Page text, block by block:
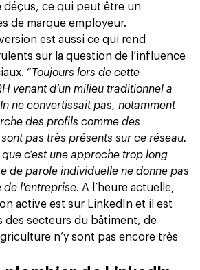
déçus, ce qui peut être un
de marque employeur.
est aussi ce qui rend
sur la question de l’influence
“Toujours lors de cette
venant d’un milieu traditionnel a
ne convertissait pas, notamment
des profils comme des
pas très présents sur ce réseau.
c’est une approche trop long
de parole individuelle ne donne pas
de l'entreprise. A l’heure actuelle,
active est sur LinkedIn et il est
des secteurs du bâtiment, de
n’y sont pas encore très